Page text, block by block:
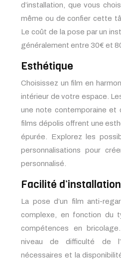
d’installation, que vous
même ou de confier cette
Le coût de la pose par un
généralement entre 30€ et
Esthétique
Choisissez un film en
intérieur de votre espace.
une note contemporaine et
films dépolis offrent une
épurée. Explorez les
personnalisations pour
personnalisé.
Facilité d’installation
La pose d’un film anti-
complexe, en fonction du
compétences en
niveau de difficulté de
nécessaires et la